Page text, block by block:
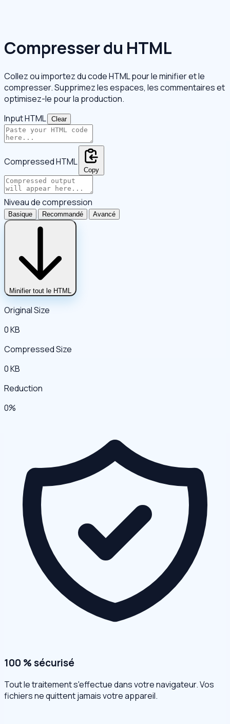
Compresser du HTML
Collez ou importez du code HTML pour le minifier et le
compresser. Supprimez les espaces, les commentaires et
optimisez-le pour la production.
Input HTML
Clear
Compressed HTML
Copy
Niveau de compression
Basique Recommandé Avancé
Minifier tout le HTML
Original Size
0 KB
Compressed Size
0 KB
Reduction
0%
100 % sécurisé
Tout le traitement s'effectue dans votre navigateur. Vos
fichiers ne quittent jamais votre appareil.